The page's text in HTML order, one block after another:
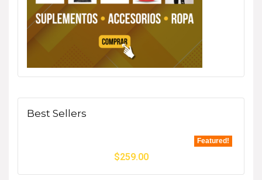
Best Sellers
Featured!
$259.00